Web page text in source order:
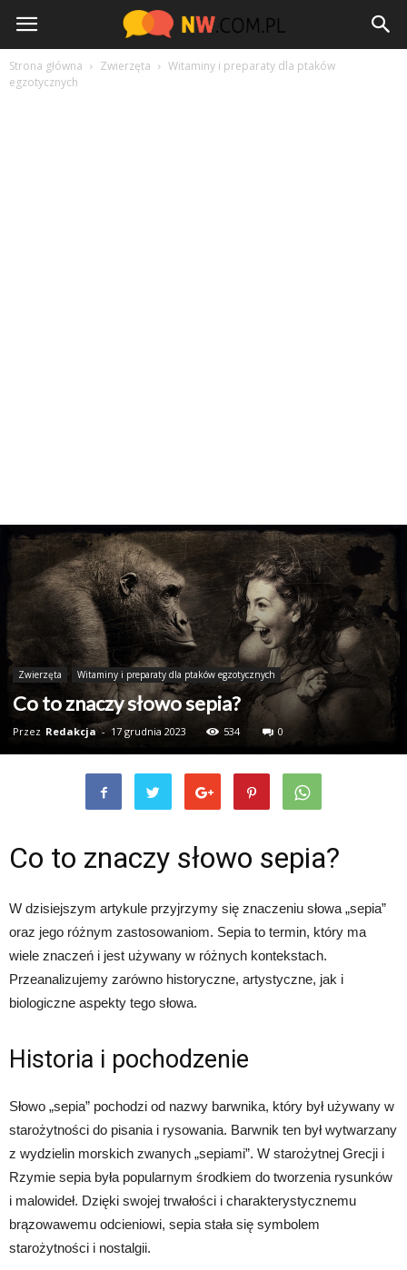
NW.com.pl
Strona główna Zwierzęta
Witaminy i preparaty dla ptaków
egzotycznych
Zwierzęta Witaminy i preparaty dla ptaków egzotycznych
Co to znaczy słowo sepia?
Przez Redakcja - 17 grudnia 2023 534 0
Co to znaczy słowo sepia?
W dzisiejszym artykule przyjrzymy się znaczeniu słowa „sepia”
oraz jego różnym zastosowaniom. Sepia to termin, który ma
wiele znaczeń i jest używany w różnych kontekstach.
Przeanalizujemy zarówno historyczne, artystyczne, jak i
biologiczne aspekty tego słowa.
Historia i pochodzenie
Słowo „sepia” pochodzi od nazwy barwnika, który był używany w
starożytności do pisania i rysowania. Barwnik ten był wytwarzany
z wydzielin morskich zwanych „sepiami”. W starożytnej Grecji i
Rzymie sepia była popularnym środkiem do tworzenia rysunków
i malowideł. Dzięki swojej trwałości i charakterystycznemu
brązowawemu odcieniowi, sepia stała się symbolem
starożytności i nostalgii.